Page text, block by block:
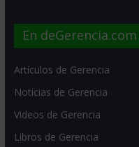
En deGerencia.com
Artículos de Gerencia
Noticias de Gerencia
Videos de Gerencia
Libros de Gerencia